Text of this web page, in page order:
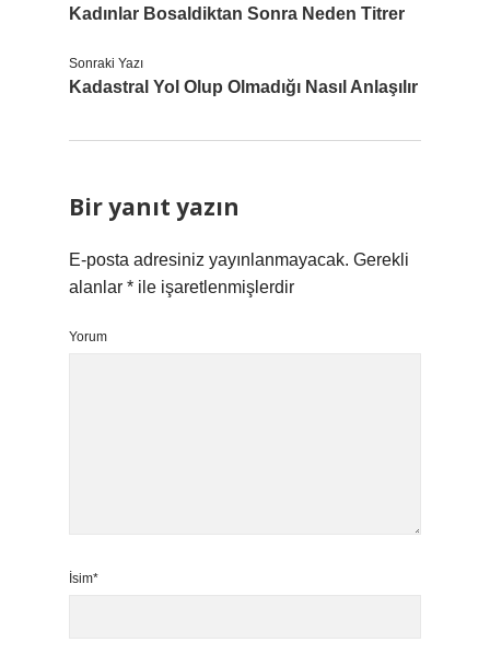
Kadınlar Bosaldiktan Sonra Neden Titrer
Sonraki Yazı
Kadastral Yol Olup Olmadığı Nasıl Anlaşılır
Bir yanıt yazın
E-posta adresiniz yayınlanmayacak. Gerekli
alanlar * ile işaretlenmişlerdir
Yorum
İsim*